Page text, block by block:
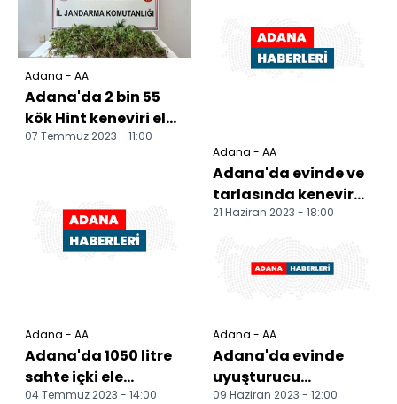
Adana - AA
Adana'da 2 bin 55
kök Hint keneviri ele
geçirildi
07 Temmuz 2023 - 11:00
Adana - AA
Adana'da 1050 litre
sahte içki ele
geçirildi
04 Temmuz 2023 - 14:00
Adana - AA
Adana'da evinde ve
tarlasında kenevir
ele geçirilen kişiye
21 Haziran 2023 - 18:00
Adana - AA
Adana'da evinde
uyuşturucu
bulunduran zanlı
09 Haziran 2023 - 12:00